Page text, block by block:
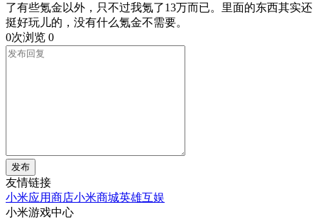
了有些氪金以外，只不过我氪了13万而已。里面的东西其实还
挺好玩儿的，没有什么氪金不需要。
0次浏览 0
发布
友情链接
小米应用商店小米商城英雄互娱
小米游戏中心